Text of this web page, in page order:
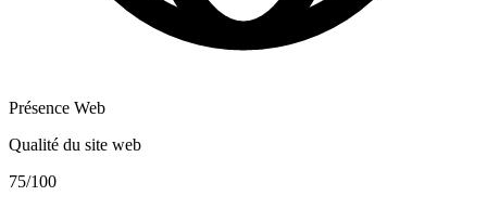
Présence Web
Qualité du site web
75/100